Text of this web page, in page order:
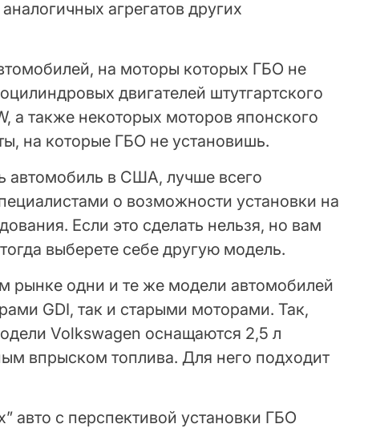
агрегатов других
на моторы которых ГБО не
двигателей штутгартского
а также некоторых моторов японского
на которые ГБО не установишь.
автомобиль в США, лучше всего
о возможности установки на
Если это сделать нельзя, но вам
выберете себе другую модель.
рынке одни и те же модели автомобилей
GDI, так и старыми моторами. Так,
Volkswagen оснащаются 2,5 л
впрыском топлива. Для него подходит
авто с перспективой установки ГБО